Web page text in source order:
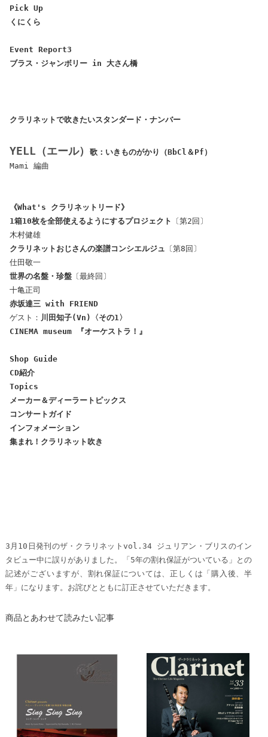
Pick Up
くにくら
Event Report3
ブラス・ジャンボリー in 大さん橋
クラリネットで吹きたいスタンダード・ナンバー
YELL（エール）
歌：いきものがかり（BbCl＆Pf）
Mami 編曲
《What's クラリネットリード》
1箱10枚を全部使えるようにするプロジェクト
〔第2回〕
木村健雄
クラリネットおじさんの楽譜コンシエルジュ 〔第8回〕
仕田敬一
世界の名盤・珍盤〔最終回〕
十亀正司
赤坂達三with FRIEND
ゲスト： 川田知子(Vn)〈その1〉
CINEMA museum 『オーケストラ！』
Shop Guide
CD紹介
Topics
メーカー＆ディーラートピックス
コンサートガイド
インフォメーション
集まれ！クラリネット吹き
3月10日発刊のザ・クラリネットvol.34 ジュリアン・ブリスのイン
タビュー中に誤りがありました。「5年の割れ保証がついている」との
記述がございますが、割れ保証については、正しくは「購入後、半
年」になります。お詫びとともに訂正させていただきます。
商品とあわせて読みたい記事